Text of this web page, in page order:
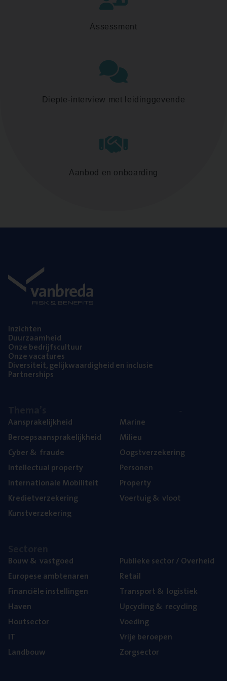
Assessment
Diepte-interview met leidinggevende
Aanbod en onboarding
Inzich­ten
Duur­zaam­heid
Onze bedrijfs­cul­tuur
Onze vaca­tu­res
Diver­si­teit, gelijk­waar­dig­heid en inclusie
Part­ner­ships
Aan­spra­ke­lijk­heid
Beroeps­aan­spra­ke­lijk­heid
Cyber& fraude
Intel­lec­tu­al property
Inter­na­ti­o­na­le Mobiliteit
Kre­diet­ver­ze­ke­ring
Kunst­ver­ze­ke­ring
Mari­ne
Mili­eu
Oogst­ver­ze­ke­ring
Per­so­nen
Pro­per­ty
Voer­tuig& vloot
Bouw& vastgoed
Euro­pe­se ambtenaren
Finan­ci­ë­le instellingen
Haven
Hout­sec­tor
IT
Land­bouw
Publie­ke sec­tor / Overheid
Retail
Trans­port& logistiek
Upcy­cling& recycling
Voe­ding
Vrije beroe­pen
Zorg­sec­tor